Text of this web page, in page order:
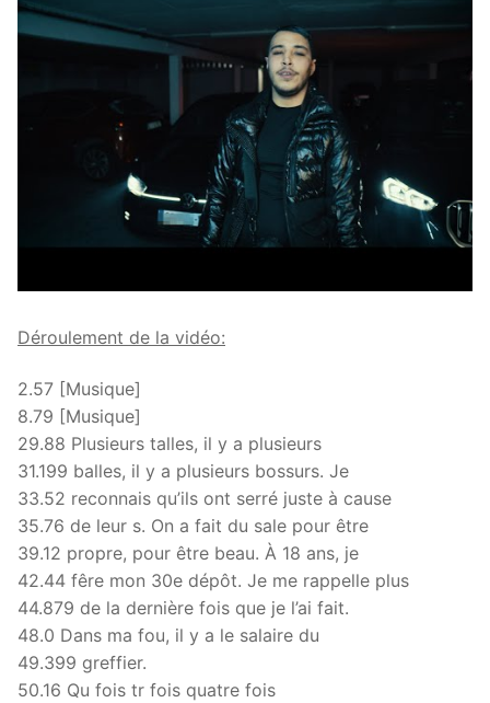
Déroulement de la vidéo:
2.57 [Musique]
8.79 [Musique]
29.88 Plusieurs talles, il y a plusieurs
31.199 balles, il y a plusieurs bossurs. Je
33.52 reconnais qu’ils ont serré juste à cause
35.76 de leur s. On a fait du sale pour être
39.12 propre, pour être beau. À 18 ans, je
42.44 fêre mon 30e dépôt. Je me rappelle plus
44.879 de la dernière fois que je l’ai fait.
48.0 Dans ma fou, il y a le salaire du
49.399 greffier.
50.16 Qu fois tr fois quatre fois